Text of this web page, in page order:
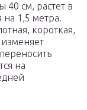
40 см, растет в
на 1,5 метра.
короткая,
на